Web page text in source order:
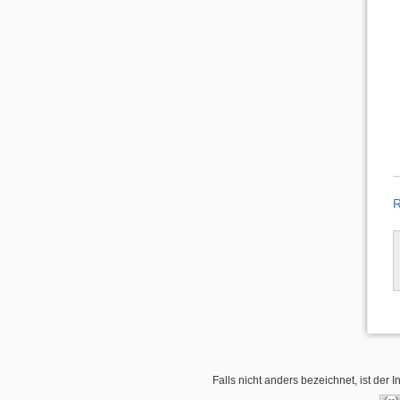
Falls nicht anders bezeichnet, ist der